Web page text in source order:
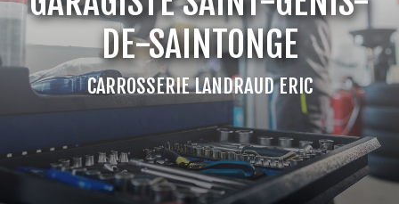
DE-SAINTONGE
CARROSSERIE LANDRAUD ERIC